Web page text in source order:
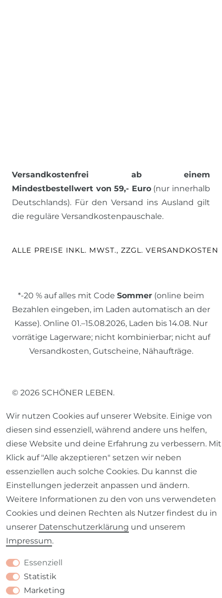
Versandkostenfrei ab einem
Mindestbestellwert von 59,- Euro(nur innerhalb
Deutschlands). Für den Versand ins Ausland gilt
die reguläre Versandkostenpauschale.
ALLE PREISE INKL. MWST., ZZGL. VERSANDKOSTEN
*-20 % auf alles mit Code Sommer (online beim
Bezahlen eingeben, im Laden automatisch an der
Kasse). Online 01.–15.08.2026, Laden bis 14.08. Nur
vorrätige Lagerware; nicht kombinierbar; nicht auf
Versandkosten, Gutscheine, Nähaufträge.
© 2026 SCHÖNER LEBEN.
Impressum Daten­schutz­erklärung
Barrierefreiheitserklärung Widerrufs­recht
VERTRAG WIDERRUFEN
Wir nutzen Cookies auf unserer Website. Einige von
diesen sind essenziell, während andere uns helfen,
diese Website und deine Erfahrung zu verbessern. Mit
Klick auf "Alle akzeptieren" setzen wir neben
essenziellen auch solche Cookies. Du kannst die
Einstellungen jederzeit anpassen und ändern.
Weitere Informationen zu den von uns verwendeten
Cookies und deinen Rechten als Nutzer findest du in
unserer Daten­schutz­erklärung und unserem
Impressum.
Essenziell
Statistik
Marketing